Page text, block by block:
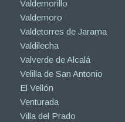
Valdemorillo
Valdemoro
Valdetorres de Jarama
Valdilecha
Valverde de Alcalá
Velilla de San Antonio
El Vellón
Venturada
Villa del Prado